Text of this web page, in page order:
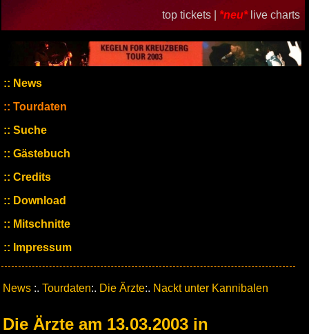
top tickets | *neu* live charts
News
Tourdaten
Suche
Gästebuch
Credits
Download
Mitschnitte
Impressum
News :. Tourdaten:. Die Ärzte:. Nackt unter Kannibalen
Die Ärzte am 13.03.2003 in